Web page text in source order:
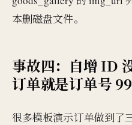
本删磁盘文件。
事故四：自增 ID
订单就是订单号
很多模板演示订单做到了